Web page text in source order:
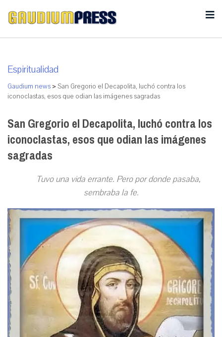
Espiritualidad
Gaudium news >San Gregorio el Decapolita, luchó contra los
iconoclastas, esos que odian las imágenes sagradas
San Gregorio el Decapolita, luchó contra los
iconoclastas, esos que odian las imágenes
sagradas
Tuvo una vida errante. Pero por donde pasaba,
sembraba la fe.